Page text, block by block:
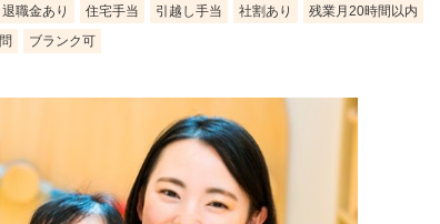
退職金あり 住宅手当 引越し手当 社割あり
残業月20時間以内
ブランク可